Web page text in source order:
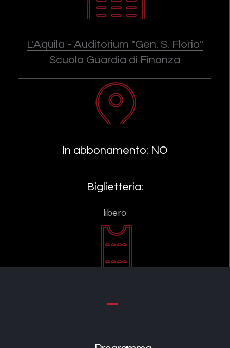
L'Aquila - Auditorium "Gen. S. Florio"
Scuola Guardia di Finanza
In abbonamento: NO
Biglietteria:
libero